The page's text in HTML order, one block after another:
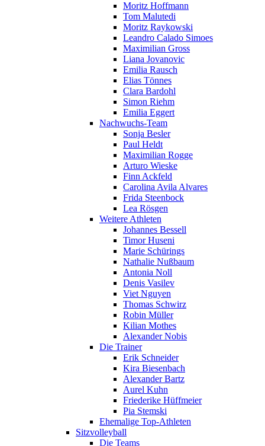
Moritz Hoffmann
Tom Malutedi
Moritz Raykowski
Leandro Calado Simoes
Maximilian Gross
Liana Jovanovic
Emilia Rausch
Elias Tönnes
Clara Bardohl
Simon Riehm
Emilia Eggert
Nachwuchs-Team
Sonja Besler
Paul Heldt
Maximilian Rogge
Arturo Wieske
Finn Ackfeld
Carolina Avila Alvares
Frida Steenbock
Lea Rösgen
Weitere Athleten
Johannes Bessell
Timor Huseni
Marie Schürings
Nathalie Nußbaum
Antonia Noll
Denis Vasilev
Viet Nguyen
Thomas Schwirz
Robin Müller
Kilian Mothes
Alexander Nobis
Die Trainer
Erik Schneider
Kira Biesenbach
Alexander Bartz
Aurel Kuhn
Friederike Hüffmeier
Pia Stemski
Ehemalige Top-Athleten
Sitzvolleyball
Die Teams